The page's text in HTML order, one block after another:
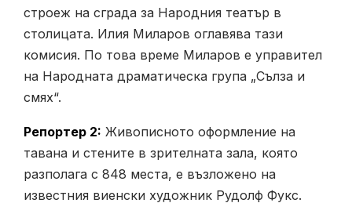
строеж на сграда за Народния театър в
столицата. Илия Миларов оглавява тази
комисия. По това време Миларов е управител
на Народната драматическа група „Сълза и
смях“.
Репортер 2: Живописното оформление на
тавана и стените в зрителната зала, която
разполага с 848 места, е възложено на
известния виенски художник Рудолф Фукс.